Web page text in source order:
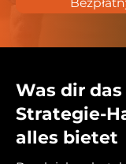
Was dir
Strategie-
alles bietet